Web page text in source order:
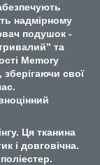
надмірному
подушок -
та
Memory
зберігаючи свої
Ця тканина
і довговічна.